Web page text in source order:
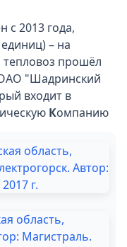
с 2013 года,
– на
тепловоз прошёл
"Шадринский
входит в
Компанию